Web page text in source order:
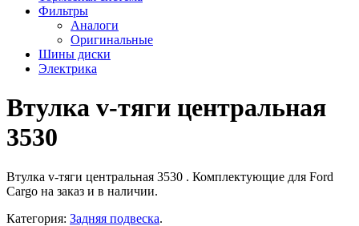
Фильтры
Аналоги
Оригинальные
Шины диски
Электрика
Втулка v-тяги центральная
3530
Втулка v-тяги центральная 3530 . Комплектующие для Ford
Cargo на заказ и в наличии.
Категория: Задняя подвеска.